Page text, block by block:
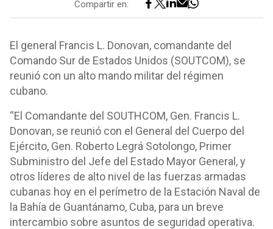
Compartir en:
El general Francis L. Donovan, comandante del
Comando Sur de Estados Unidos (SOUTCOM), se
reunió con un alto mando militar del régimen
cubano.
“El Comandante del SOUTHCOM, Gen. Francis L.
Donovan, se reunió con el General del Cuerpo del
Ejército, Gen. Roberto Legrá Sotolongo, Primer
Subministro del Jefe del Estado Mayor General, y
otros líderes de alto nivel de las fuerzas armadas
cubanas hoy en el perímetro de la Estación Naval de
la Bahía de Guantánamo, Cuba, para un breve
intercambio sobre asuntos de seguridad operativa.